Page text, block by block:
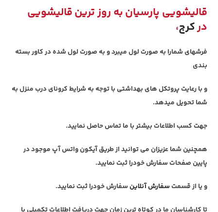
قالیشویی پارسیانبه روز ترین قالیشویی
درکرج،
فرشهای شمارا به صورت لول میبرد و به صورت لول شده در کاور بسته
بندی
و با رعایت پروتکل های بهداشتی با توجه به شرایط کرونای درب منزل به
شما تحویل میدهد.
جهت کسب اطلاعات بیشتر با ما تماس حاصل نمایید.
همچنین شما عزیزان می توانید از طریق آیکون واتس آپ موجود در
پایین صفحات سفارش خودرا ثبت نمایید.
و یا از قسمتسفارش آنلاین سفارش خودرا ثبت نمایید.